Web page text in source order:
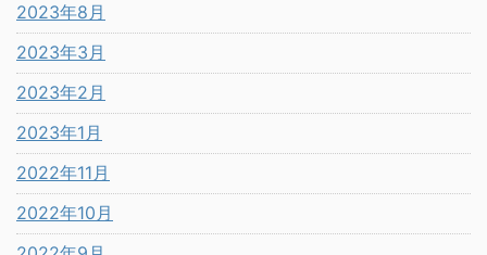
2023年8月
2023年3月
2023年2月
2023年1月
2022年11月
2022年10月